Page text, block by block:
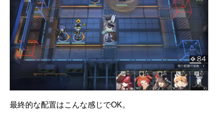
最終的な配置はこんな感じでOK。